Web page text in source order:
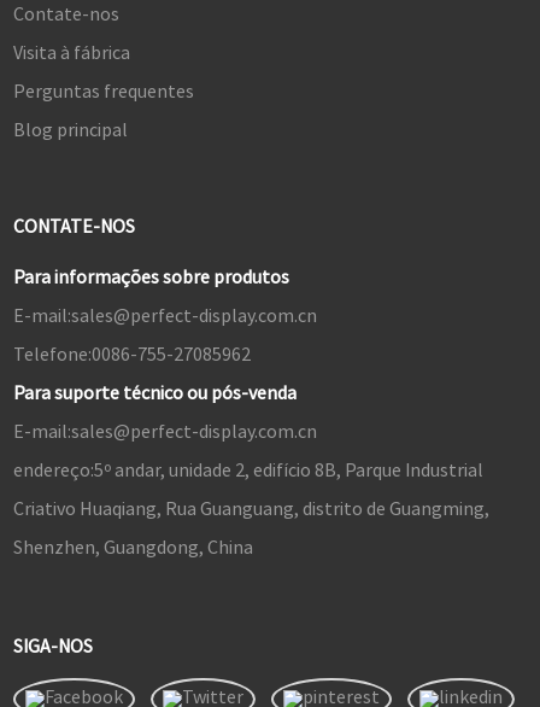
Contate-nos
Visita à fábrica
Perguntas frequentes
Blog principal
CONTATE-NOS
Para informações sobre produtos
E-mail:sales@perfect-display.com.cn
Telefone:0086-755-27085962
Para suporte técnico ou pós-venda
E-mail:sales@perfect-display.com.cn
endereço:5º andar, unidade 2, edifício 8B, Parque Industrial
Criativo Huaqiang, Rua Guanguang, distrito de Guangming,
Shenzhen, Guangdong, China
SIGA-NOS